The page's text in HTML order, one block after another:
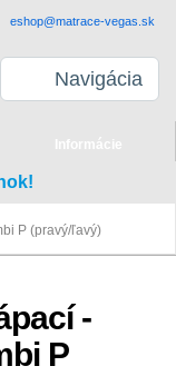
P (pravý/ľavý)
-
P
eshop@matrace-vegas.sk
Navigácia
Informácie